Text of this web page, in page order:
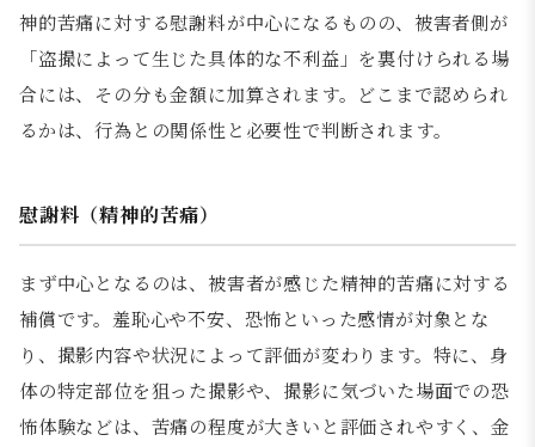
神的苦痛に対する慰謝料が中心になるものの、被害者側が
「盗撮によって生じた具体的な不利益」を裏付けられる場
合には、その分も金額に加算されます。どこまで認められ
るかは、行為との関係性と必要性で判断されます。
慰謝料（精神的苦痛）
まず中心となるのは、被害者が感じた精神的苦痛に対する
補償です。羞恥心や不安、恐怖といった感情が対象とな
り、撮影内容や状況によって評価が変わります。特に、身
体の特定部位を狙った撮影や、撮影に気づいた場面での恐
怖体験などは、苦痛の程度が大きいと評価されやすく、金